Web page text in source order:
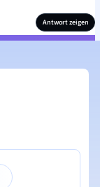
Antwort zeigen